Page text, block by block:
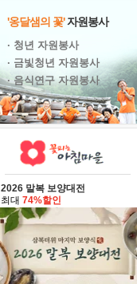
'옹달샘의 꽃'자원봉사
· 청년 자원봉사
· 금빛청년 자원봉사
· 음식연구 자원봉사
2026 말복 보양대전
최대 74%할인